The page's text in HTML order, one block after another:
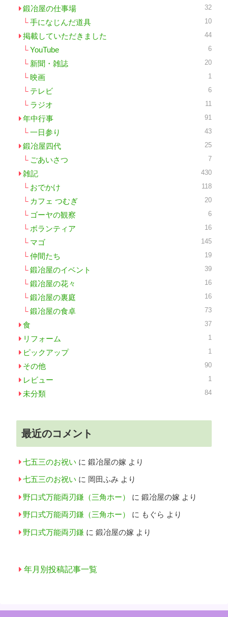
鍛冶屋の仕事場 32
手になじんだ道具 10
掲載していただきました 44
YouTube 6
新聞・雑誌 20
映画 1
テレビ 6
ラジオ 11
年中行事 91
一日参り 43
鍛冶屋四代 25
ごあいさつ 7
雑記 430
おでかけ 118
カフェ つむぎ 20
ゴーヤの観察 6
ボランティア 16
マゴ 145
仲間たち 19
鍛冶屋のイベント 39
鍛冶屋の花々 16
鍛冶屋の裏庭 16
鍛冶屋の食卓 73
食 37
リフォーム 1
ピックアップ 1
その他 90
レビュー 1
未分類 84
最近のコメント
七五三のお祝い に 鍛冶屋の嫁 より
七五三のお祝い に 岡田ふみ より
野口式万能両刃鎌（三角ホー） に 鍛冶屋の嫁 より
野口式万能両刃鎌（三角ホー） に もぐら より
野口式万能両刃鎌 に 鍛冶屋の嫁 より
年月別投稿記事一覧